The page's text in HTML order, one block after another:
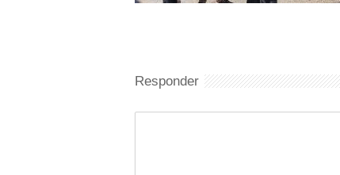
Responder